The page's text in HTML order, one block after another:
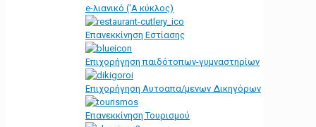
e-λιανικό ('Α κύκλος)
Επανεκκίνηση Εστίασης
Επιχορήγηση παιδότοπων-γυμναστηρίων
Επιχορήγηση Αυτοαπα/μενων Δικηγόρων
Επανεκκίνηση Τουρισμού